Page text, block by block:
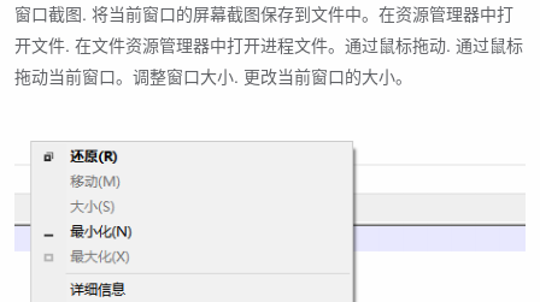
窗口截图. 将当前窗口的屏幕截图保存到文件中。在资源管理器中打
开文件. 在文件资源管理器中打开进程文件。通过鼠标拖动. 通过鼠标
拖动当前窗口。调整窗口大小. 更改当前窗口的大小。